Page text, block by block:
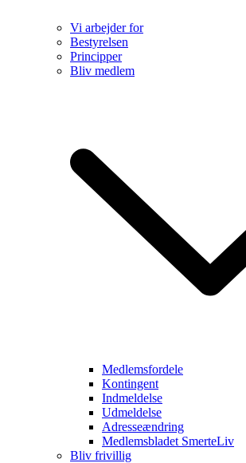
Vi arbejder for
Bestyrelsen
Principper
Bliv medlem
Medlemsfordele
Kontingent
Indmeldelse
Udmeldelse
Adresseændring
Medlemsbladet SmerteLiv
Bliv frivillig